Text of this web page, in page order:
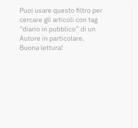
Puoi usare questo filtro per
cercare gli articoli con tag
“diario in pubblico” di un
Autore in particolare.
Buona lettura!